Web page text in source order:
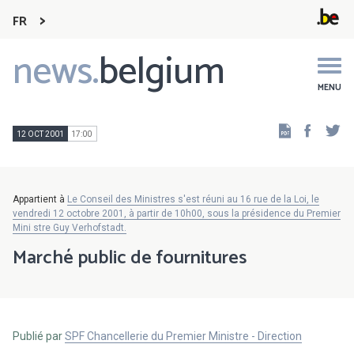
FR
news.belgium MENU
Main
navigation
12 OCT 2001 17:00
Appartient à Le Conseil des Ministres s'est réuni au 16 rue de la Loi, le
vendredi 12 octobre 2001, à partir de 10h00, sous la présidence du Premier
Mini stre Guy Verhofstadt.
Marché public de fournitures
Publié parSPF Chancellerie du Premier Ministre - Direction